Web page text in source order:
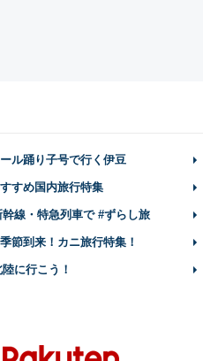
ル踊り子号で行く伊豆
すめ国内旅行特集
線・特急列車で #ずらし旅
節到来！カニ旅行特集！
に行こう！